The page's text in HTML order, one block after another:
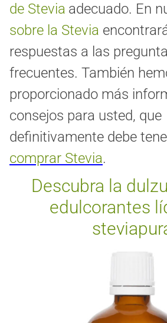
de Stevia adecuado. En
sobre la Stevia
respuestas a las
frecuentes. También
proporcionado más
consejos para usted, que
definitivamente debe
comprar Stevia.
Descubra la
edulcorantes